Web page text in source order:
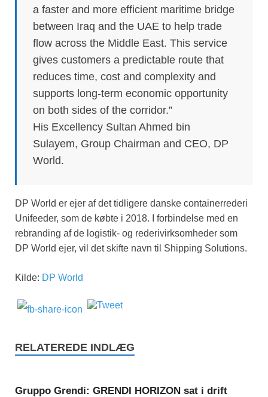
a faster and more efficient maritime bridge
between Iraq and the UAE to help trade
flow across the Middle East. This service
gives customers a predictable route that
reduces time, cost and complexity and
supports long-term economic opportunity
on both sides of the corridor.”
His Excellency Sultan Ahmed bin
Sulayem, Group Chairman and CEO, DP
World.
DP World er ejer af det tidligere danske containerrederi
Unifeeder, som de købte i 2018. I forbindelse med en
rebranding af de logistik- og rederivirksomheder som
DP World ejer, vil det skifte navn til Shipping Solutions.
Kilde: DP World
RELATEREDE INDLÆG
Gruppo Grendi: GRENDI HORIZON sat i drift